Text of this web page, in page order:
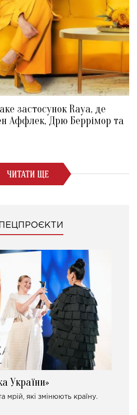
застосунок Raya, де
Аффлек, Дрю Беррімор та
ЧИТАТИ ЩЕ
України»
та мрій, які змінюють країну.